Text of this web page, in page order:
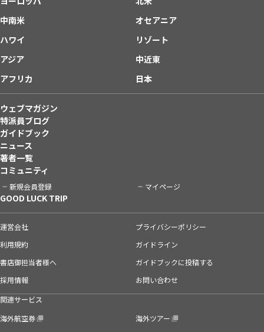
中南米
オセアニア
ハワイ
リゾート
アジア
中近東
アフリカ
日本
ウェブマガジン
特派員ブログ
ガイドブック
ニュース
著者一覧
コミュニティ
新規会員登録 マイページ
GOOD LUCK TRIP
運営会社
プライバシーポリシー
利用規約
ガイドライン
書店御担当者様へ
ガイドブックに投稿する
採用情報
お問い合わせ
関連サービス
海外航空券
海外ツアー